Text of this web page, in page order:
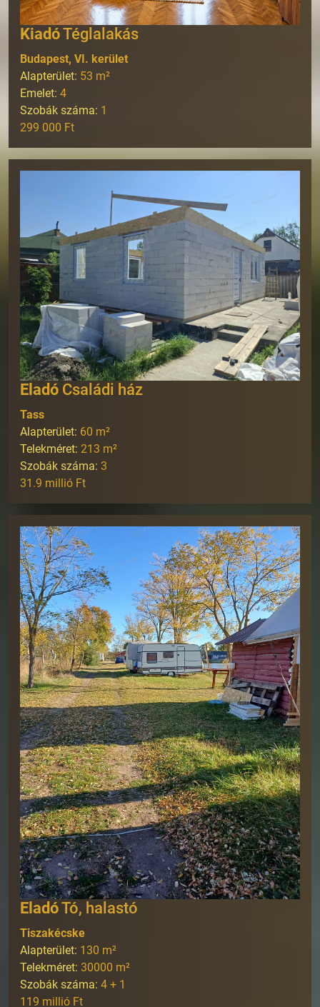
KiadóTéglalakás
Budapest, VI. kerület
Alapterület: 53 m²
Emelet: 4
Szobák száma: 1
299 000 Ft
Eladó Családi ház
Tass
Alapterület: 60 m²
Telekméret: 213 m²
Szobák száma: 3
31.9 millió Ft
EladóTó, halastó
Tiszakécske
Alapterület: 130 m²
Telekméret: 30000 m²
Szobák száma: 4 + 1
119 millió Ft